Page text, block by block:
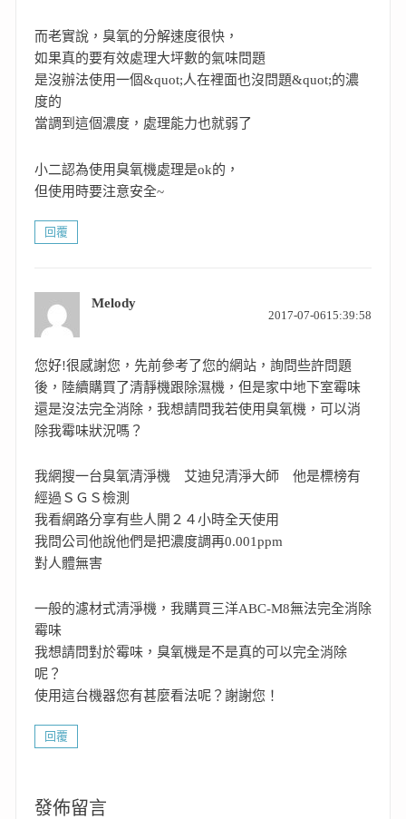
而老實說，臭氧的分解速度很快，
如果真的要有效處理大坪數的氣味問題
是沒辦法使用一個&quot;人在裡面也沒問題&quot;的濃
度的
當調到這個濃度，處理能力也就弱了
小二認為使用臭氧機處理是ok的，
但使用時要注意安全~
回覆
Melody
2017-07-0615:39:58
您好!很感謝您，先前參考了您的網站，詢問些許問題
後，陸續購買了清靜機跟除濕機，但是家中地下室霉味
還是沒法完全消除，我想請問我若使用臭氧機，可以消
除我霉味狀況嗎？
我網搜一台臭氧清淨機 艾迪兒清淨大師 他是標榜有
經過ＳＧＳ檢測
我看網路分享有些人開２４小時全天使用
我問公司他說他們是把濃度調再0.001ppm
對人體無害
一般的濾材式清淨機，我購買三洋ABC-M8無法完全消除
霉味
我想請問對於霉味，臭氧機是不是真的可以完全消除
呢？
使用這台機器您有甚麼看法呢？謝謝您！
回覆
發佈留言